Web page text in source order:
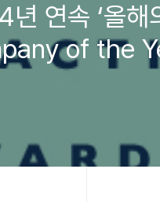
연속 ‘올해
of the